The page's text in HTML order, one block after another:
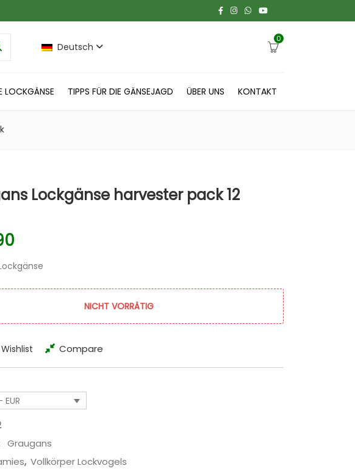
Deutsch
0
LOCKGÄNSE TIPPS FÜR DIE GÄNSEJAGD ÜBER UNS KONTAKT
Lockgänse harvester pack 12
NICHT VORRÄTIG
Compare
Graugans
, Vollkörper Lockvogels